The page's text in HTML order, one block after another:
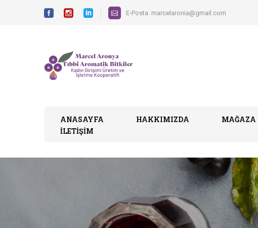
E-Posta: marcelaronia@gmail.com
ANASAYFA HAKKIMIZDA MAĞAZA
İLETIŞIM